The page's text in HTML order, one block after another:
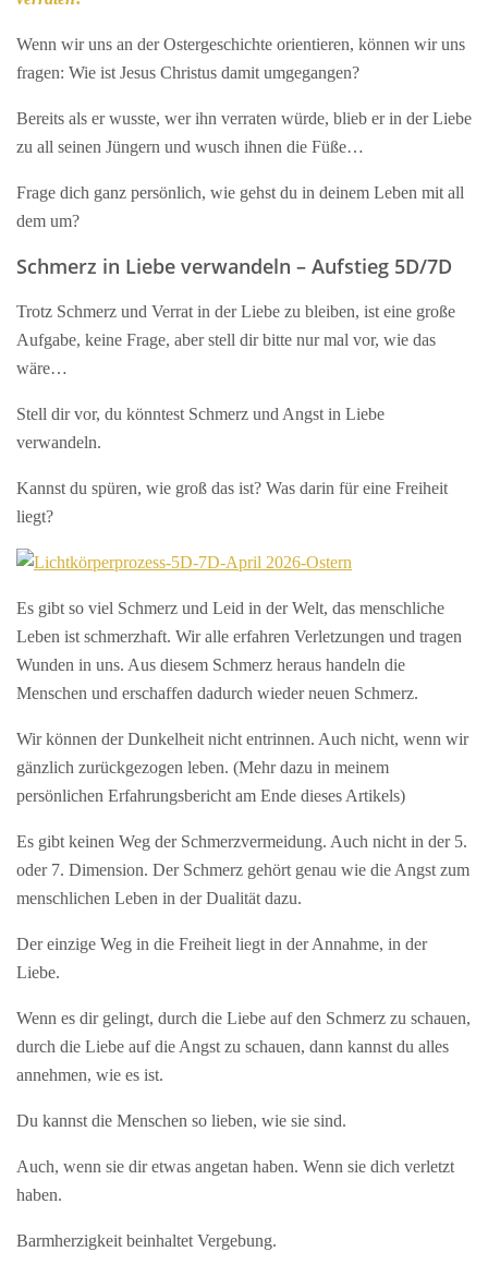
Wenn wir uns an der Ostergeschichte orientieren, können wir uns
fragen: Wie ist Jesus Christus damit umgegangen?
Bereits als er wusste, wer ihn verraten würde, blieb er in der Liebe
zu all seinen Jüngern und wusch ihnen die Füße…
Frage dich ganz persönlich, wie gehst du in deinem Leben mit all
dem um?
Schmerz in Liebe verwandeln – Aufstieg 5D/7D
Trotz Schmerz und Verrat in der Liebe zu bleiben, ist eine große
Aufgabe, keine Frage, aber stell dir bitte nur mal vor, wie das
wäre…
Stell dir vor, du könntest Schmerz und Angst in Liebe
verwandeln.
Kannst du spüren, wie groß das ist? Was darin für eine Freiheit
liegt?
Es gibt so viel Schmerz und Leid in der Welt, das menschliche
Leben ist schmerzhaft. Wir alle erfahren Verletzungen und tragen
Wunden in uns. Aus diesem Schmerz heraus handeln die
Menschen und erschaffen dadurch wieder neuen Schmerz.
Wir können der Dunkelheit nicht entrinnen. Auch nicht, wenn wir
gänzlich zurückgezogen leben. (Mehr dazu in meinem
persönlichen Erfahrungsbericht am Ende dieses Artikels)
Es gibt keinen Weg der Schmerzvermeidung. Auch nicht in der 5.
oder 7. Dimension. Der Schmerz gehört genau wie die Angst zum
menschlichen Leben in der Dualität dazu.
Der einzige Weg in die Freiheit liegt in der Annahme, in der
Liebe.
Wenn es dir gelingt, durch die Liebe auf den Schmerz zu schauen,
durch die Liebe auf die Angst zu schauen, dann kannst du alles
annehmen, wie es ist.
Du kannst die Menschen so lieben, wie sie sind.
Auch, wenn sie dir etwas angetan haben. Wenn sie dich verletzt
haben.
Barmherzigkeit beinhaltet Vergebung.